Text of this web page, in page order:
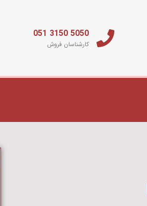
5050 3150 051
کارشناسان فروش